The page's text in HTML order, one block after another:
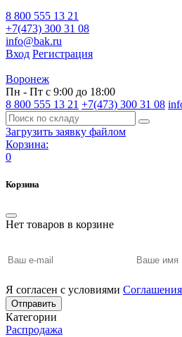
8 800 555 13 21
+7(473) 300 31 08
info@bak.ru
Вход Регистрация
Воронеж
Пн - Пт с 9:00 до 18:00
8 800 555 13 21 +7(473) 300 31 08
Загрузить заявку файлом
Корзина:
0
Корзина
Нет товаров в корзине
Я согласен с условиями Соглашения
Отправить
Категории
Распродажа